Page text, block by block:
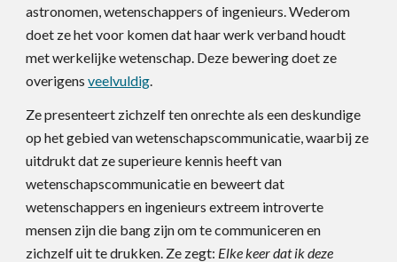
astronomen, wetenschappers of ingenieurs. Wederom
doet ze het voor komen dat haar werk verband houdt
met werkelijke wetenschap. Deze bewering doet ze
overigensveelvuldig.
Ze presenteert zichzelf ten onrechte als een deskundige
op het gebied van wetenschapscommunicatie, waarbij ze
uitdrukt dat ze superieure kennis heeft van
wetenschapscommunicatie en beweert dat
wetenschappers en ingenieurs extreem introverte
mensen zijn die bang zijn om te communiceren en
zichzelf uit te drukken. Ze zegt: Elke keer dat ik deze